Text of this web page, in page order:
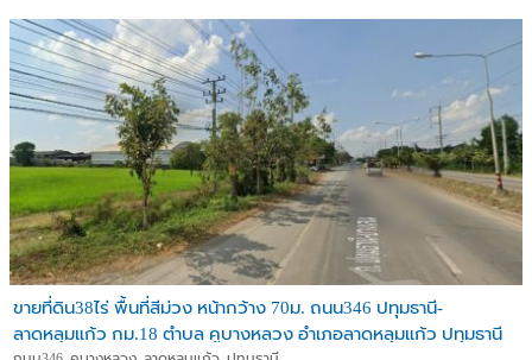
ขายที่ดิน38ไร่ พื้นที่สีม่วง หน้ากว้าง 70ม. ถนน346 ปทุมธานี-
ลาดหลุมแก้ว กม.18 ตำบล คูบางหลวง อำเภอลาดหลุมแก้ว ปทุมธานี